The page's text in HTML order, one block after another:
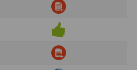
le réseau.